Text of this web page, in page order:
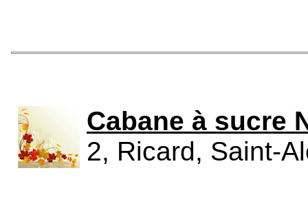
Cabane à sucre
2, Ricard, Saint-